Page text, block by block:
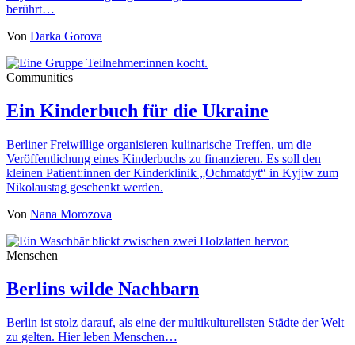
berührt…
Von Darka Gorova
Communities
Ein Kinderbuch für die Ukraine
Berliner Freiwillige organisieren kulinarische Treffen, um die
Veröffentlichung eines Kinderbuchs zu finanzieren. Es soll den
kleinen Patient:innen der Kinderklinik „Ochmatdyt“ in Kyjiw zum
Nikolaustag geschenkt werden.
Von Nana Morozova
Menschen
Berlins wilde Nachbarn
Berlin ist stolz darauf, als eine der multikulturellsten Städte der Welt
zu gelten. Hier leben Menschen…